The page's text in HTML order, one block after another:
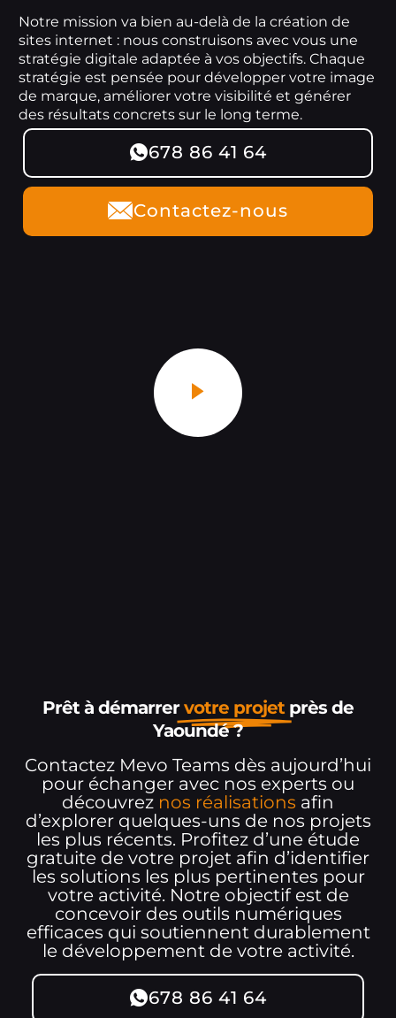
Notre mission va bien au-delà de la création de
sites internet : nous construisons avec vous une
stratégie digitale adaptée à vos objectifs. Chaque
stratégie est pensée pour développer votre image
de marque, améliorer votre visibilité et générer
des résultats concrets sur le long terme.
678 86 41 64
Contactez-nous
Prêt à démarrervotre projet près de
Yaoundé ?
Contactez Mevo Teams dès aujourd’hui
pour échanger avec nos experts ou
découvrez nos réalisations afin
d’explorer quelques-uns de nos projets
les plus récents. Profitez d’une étude
gratuite de votre projet afin d’identifier
les solutions les plus pertinentes pour
votre activité. Notre objectif est de
concevoir des outils numériques
efficaces qui soutiennent durablement
le développement de votre activité.
678 86 41 64